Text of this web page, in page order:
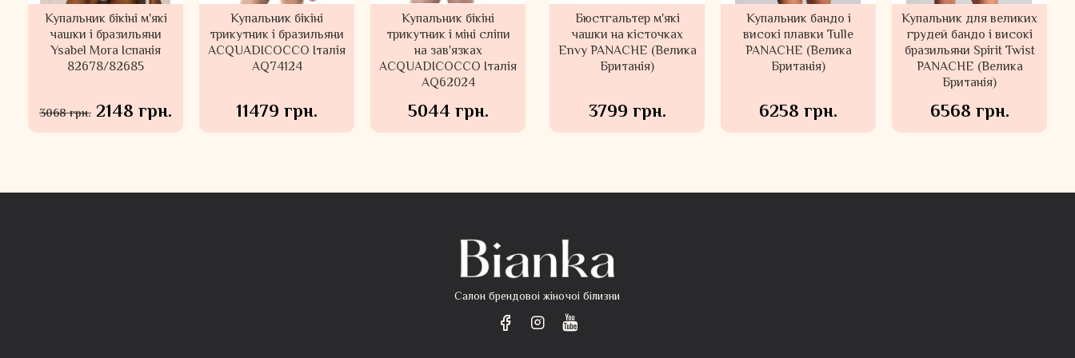
Купальник бікіні м'які
чашки і бразильяни
Ysabel Mora Іспанія
82678/82685
3068 грн. 2148 грн.
Купальник бікіні
трикутник і бразильяни
ACQUADICOCCO Італія
AQ74124
11479 грн.
Купальник бікіні
трикутник і міні сліпи
на зав'язках
ACQUADICOCCO Італія
AQ62024
5044 грн.
Бюстгальтер бандо для
великих грудей
PANACHE (Велика
Британія)
3909 грн.
Бюстгальтер бандо для
великих грудей
формований 10900
PANACHE (Велика
4354 грн.
Бюстгальтер м'які
мереживні чашки на
кісточках Ana
PANACHE (Велика
Британія)
3799 грн.
Бюстгальтер м'які
чашки на кісточках
Envy PANACHE (Велика
Британія)
3799 грн.
Купальник бандо і
високі плавки Tulle
PANACHE (Велика
Британія)
6258 грн.
Купальник для великих
грудей бандо і високі
бразильяни Spirit Twist
PANACHE (Велика
Британія)
6568 грн.
Салон брендовоі жіночоі білизни